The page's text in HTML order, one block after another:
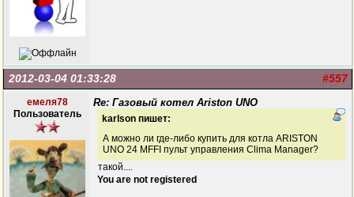
#557
2012-03-04 01:33:28
емеля78
Пользователь
Re: Газовый котел Ariston UNO
karlson пишет:
А можно ли где-либо купить для котла ARISTON
UNO 24 MFFI пульт управления Clima Manager?
такой....
You are not registered